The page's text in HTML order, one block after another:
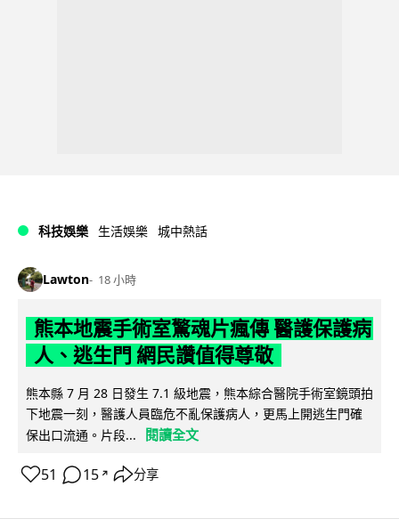
科技娛樂 生活娛樂 城中熱話
Lawton 18 小時
熊本地震手術室驚魂片瘋傳 醫護保護病
人、逃生門 網民讚值得尊敬
熊本縣 7 月 28 日發生 7.1 級地震，熊本綜合醫院手術室鏡頭拍
下地震一刻，醫護人員臨危不亂保護病人，更馬上開逃生門確
保出口流通。片段...
閱讀全文
51 15 ↗ 分享